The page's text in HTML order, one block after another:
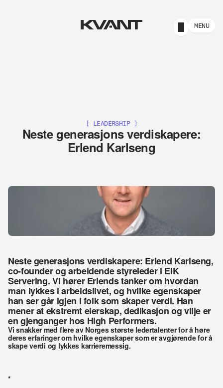
MENU
[ LEADERSHIP ]
Neste generasjons verdiskapere:
Erlend Karlseng
Neste generasjons verdiskapere: Erlend Karlseng,
co-founder og arbeidende styreleder i EIK
Servering. Vi hører Erlends tanker om hvordan
man lykkes i arbeidslivet, og hvilke egenskaper
han ser går igjen i folk som skaper verdi. Han
mener at ekstremt eierskap, dedikasjon og vilje er
Vi snakker med flere av Norges største ledertalenter for å høre
deres erfaringer om hvilke egenskaper som er avgjørende for å
skape verdi og lykkes karrieremessig.
*